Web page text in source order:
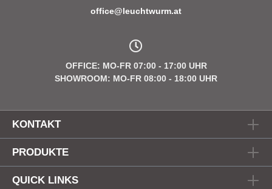
office@leuchtwurm.at
OFFICE: MO-FR 07:00 - 17:00 UHR
SHOWROOM: MO-FR 08:00 - 18:00 UHR
KONTAKT
PRODUKTE
QUICK LINKS